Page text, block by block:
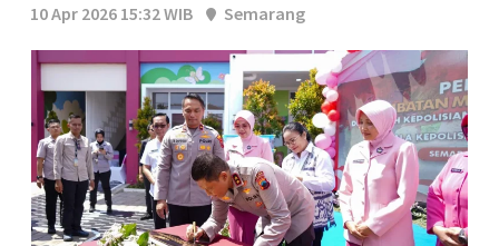
10 Apr 2026 15:32 WIB
Semarang